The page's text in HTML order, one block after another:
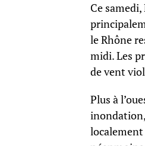
Ce
le Rhône
midi. Les
de vent
Plus à